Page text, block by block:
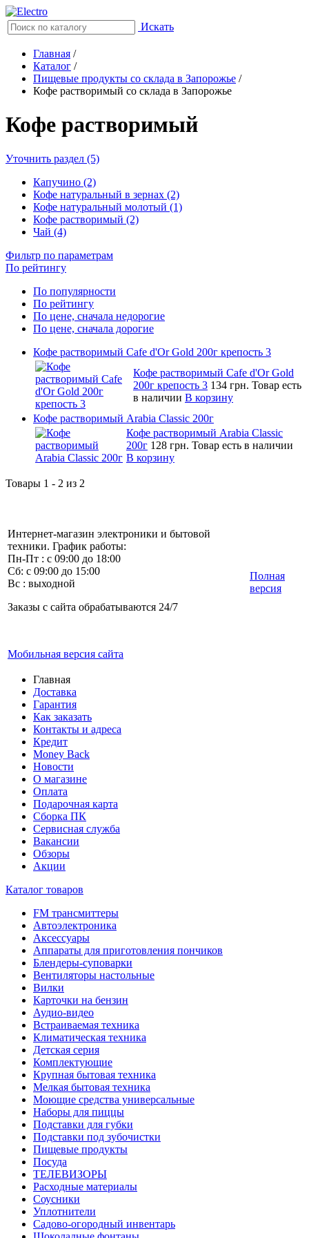
Искать
Главная /
Каталог /
Пищевые продукты со склада в Запорожье /
Кофе растворимый со склада в Запорожье
Кофе растворимый
Уточнить раздел (5)
Капучино (2)
Кофе натуральный в зернах (2)
Кофе натуральный молотый (1)
Кофе растворимый (2)
Чай (4)
Фильтр по параметрам
По рейтингу
По популярности
По рейтингу
По цене, сначала недорогие
По цене, сначала дорогие
Кофе растворимый Cafe d'Or Gold 200г крепость 3
Кофе растворимый Cafe d'Or Gold
200г крепость 3 134 грн. Товар есть
в наличии В корзину
Кофе растворимый Arabia Classic 200г
Кофе растворимый Arabia Classic
200г 128 грн. Товар есть в наличии
В корзину
Товары 1 - 2 из 2
Интернет-магазин электроники и бытовой
техники. График работы:
Пн-Пт : с 09:00 до 18:00
Сб: с 09:00 до 15:00
Вс : выходной
Заказы с сайта обрабатываются 24/7
Мобильная версия сайта
Полная
версия
Главная
Доставка
Гарантия
Как заказать
Контакты и адреса
Кредит
Money Back
Новости
О магазине
Оплата
Подарочная карта
Сборка ПК
Сервисная служба
Вакансии
Обзоры
Акции
Каталог товаров
FM трансмиттеры
Автоэлектроника
Аксессуары
Аппараты для приготовления пончиков
Блендеры-суповарки
Вентиляторы настольные
Вилки
Карточки на бензин
Аудио-видео
Встраиваемая техника
Климатическая техника
Детская серия
Комплектующие
Крупная бытовая техника
Мелкая бытовая техника
Моющие средства универсальные
Наборы для пиццы
Подставки для губки
Подставки под зубочистки
Пищевые продукты
Посуда
ТЕЛЕВИЗОРЫ
Расходные материалы
Соусники
Уплотнители
Садово-огородный инвентарь